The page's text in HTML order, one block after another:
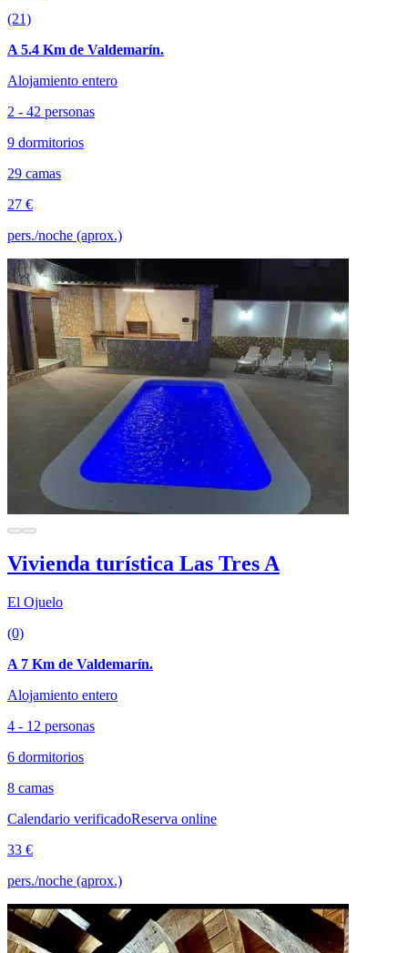
(21)
A 5.4 Km de Valdemarín.
Alojamiento entero
2 - 42 personas
9 dormitorios
29 camas
27 €
pers./noche (aprox.)
Vivienda turística Las Tres A
El Ojuelo
(0)
A 7 Km de Valdemarín.
Alojamiento entero
4 - 12 personas
6 dormitorios
8 camas
Calendario verificadoReserva online
33 €
pers./noche (aprox.)